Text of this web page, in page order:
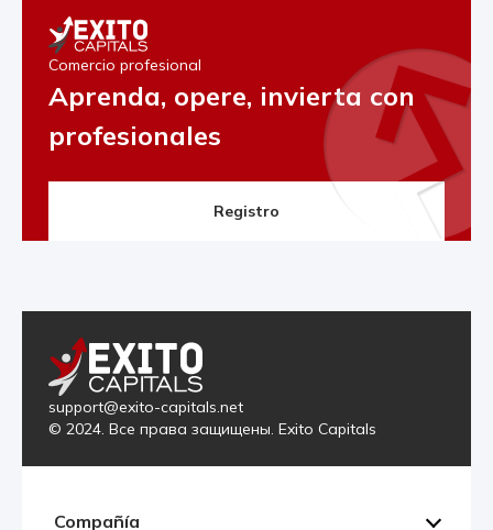
Comercio profesional
Aprenda, opere, invierta con
profesionales
Registro
support@exito-capitals.net
© 2024. Все права защищены. Exito Capitals
Compañía